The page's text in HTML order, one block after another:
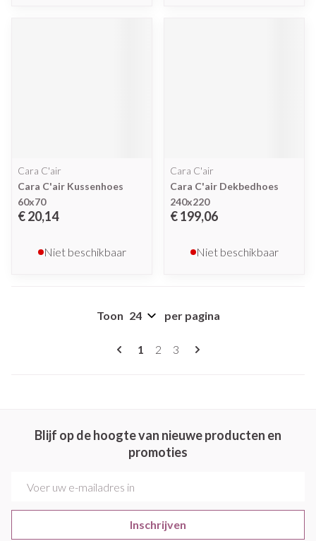
Cara C'air
Cara C'air Kussenhoes
60x70
€ 20,14
Niet beschikbaar
Cara C'air
Cara C'air Dekbedhoes
240x220
€ 199,06
Niet beschikbaar
Pagina's
U lees momenteel pagina
1 Pagina
2 Pagina
3
Toon per pagina
Blijf op de hoogte van nieuwe producten en
promoties
Inschrijven